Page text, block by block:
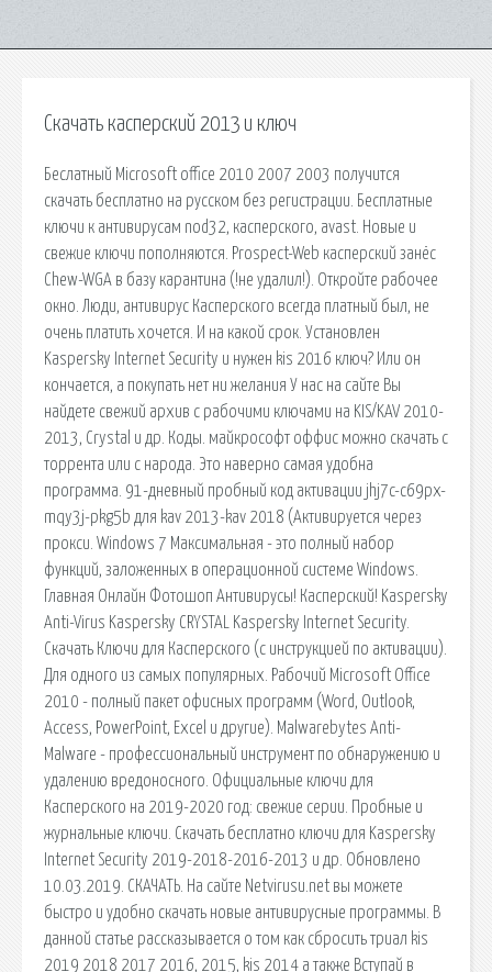
Скачать касперский 2013 и ключ
Беслатный Microsoft office 2010 2007 2003 получится
скачать бесплатно на русском без регистрации. Бесплатные
ключи к антивирусам nod32, касперского, avast. Новые и
свежие ключи пополняются. Prospect-Web касперский занёс
Chew-WGA в базу карантина (!не удалил!). Откройте рабочее
окно. Люди, антивирус Касперского всегда платный был, не
очень платить хочется. И на какой срок. Установлен
Kaspersky Internet Security и нужен kis 2016 ключ? Или он
кончается, а покупать нет ни желания У нас на сайте Вы
найдете свежий архив с рабочими ключами на KIS/KAV 2010-
2013, Crystal и др. Коды. майкрософт оффис можно скачать с
торрента или с народа. Это наверно самая удобна
программа. 91-дневный пробный код активации jhj7c-c69px-
mqy3j-pkg5b для kav 2013-kav 2018 (Активируется через
прокси. Windows 7 Максимальная - это полный набор
функций, заложенных в операционной системе Windows.
Главная Онлайн Фотошоп Антивирусы! Касперский! Kaspersky
Anti-Virus Kaspersky CRYSTAL Kaspersky Internet Security.
Скачать Ключи для Касперского (с инструкцией по активации).
Для одного из самых популярных. Рабочий Microsoft Office
2010 - полный пакет офисных программ (Word, Outlook,
Access, PowerPoint, Excel и другие). Malwarebytes Anti-
Malware - профессиональный инструмент по обнаружению и
удалению вредоносного. Официальные ключи для
Касперского на 2019-2020 год: свежие серии. Пробные и
журнальные ключи. Скачать бесплатно ключи для Kaspersky
Internet Security 2019-2018-2016-2013 и др. Обновлено
10.03.2019. СКАЧАТЬ. На сайте Netvirusu.net вы можете
быстро и удобно скачать новые антивирусные программы. В
данной статье рассказывается о том как сбросить триал kis
2019 2018 2017 2016, 2015, kis 2014 а также Вступай в